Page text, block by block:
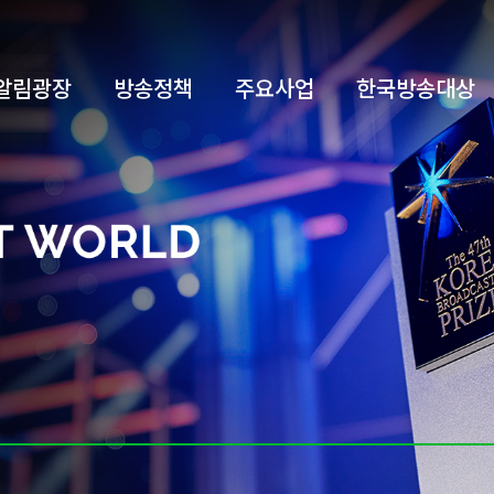
림광장 방송정책 주요사업 한국방송대상